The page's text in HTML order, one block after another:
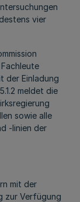
vier
der Einladung
meldet die
sowie alle
-linien der
mit der
zur Verfügung